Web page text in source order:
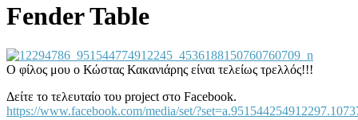
Fender Table
Ο φίλος μου ο Κώστας Κακανιάρης είναι τελείως τρελλός!!!
Δείτε το τελευταίο του project στο Facebook.
https://www.facebook.com/media/set/